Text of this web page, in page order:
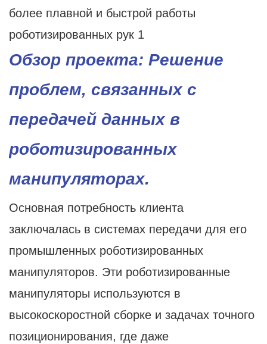
Обзор проекта: Решение
проблем, связанных с
передачей данных в
роботизированных
манипуляторах.
Основная потребность клиента
заключалась в системах передачи для его
промышленных роботизированных
манипуляторов. Эти роботизированные
манипуляторы используются в
высокоскоростной сборке и задачах точного
позиционирования, где даже